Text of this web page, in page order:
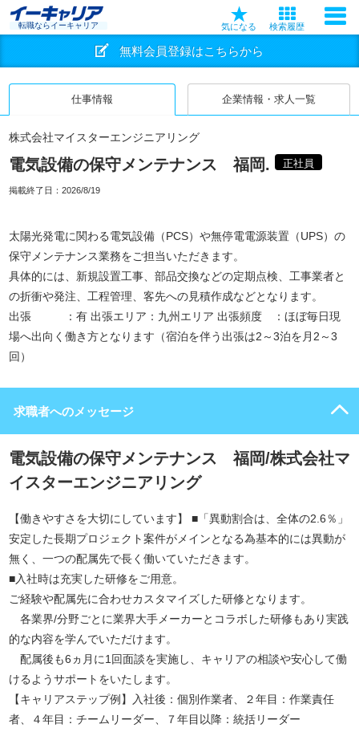
転職ならイーキャリア 気になる 検索履歴
無料会員登録はこちらから
仕事情報 企業情報・求人一覧
株式会社マイスターエンジニアリング
電気設備の保守メンテナンス 福岡. 正社員
掲載終了日： 2026/8/19
太陽光発電に関わる電気設備（PCS）や無停電電源装置（UPS）の
保守メンテナンス業務をご担当いただきます。
具体的には、新規設置工事、部品交換などの定期点検、工事業者と
の折衝や発注、工程管理、客先への見積作成などとなります。
出張 ：有 出張エリア：九州エリア 出張頻度 ：ほぼ毎日現
場へ出向く働き方となります（宿泊を伴う出張は2～3泊を月2～3
回）
求職者へのメッセージ
電気設備の保守メンテナンス 福岡/株式会社マ
イスターエンジニアリング
【働きやすさを大切にしています】 ■「異動割合は、全体の2.6％」
安定した長期プロジェクト案件がメインとなる為基本的には異動が
無く、一つの配属先で長く働いていただきます。
■入社時は充実した研修をご用意。
ご経験や配属先に合わせカスタマイズした研修となります。
各業界/分野ごとに業界大手メーカーとコラボした研修もあり実践
的な内容を学んでいただけます。
配属後も6ヵ月に1回面談を実施し、キャリアの相談や安心して働
けるようサポートをいたします。
【キャリアステップ例】入社後：個別作業者、２年目：作業責任
者、４年目：チームリーダー、７年目以降：統括リーダー